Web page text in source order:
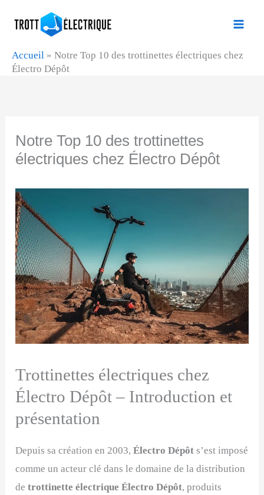
Accueil » Notre Top 10 des trottinettes électriques chez
Électro Dépôt
Notre Top 10 des trottinettes
électriques chez Électro Dépôt
Trottinettes électriques chez
Électro Dépôt – Introduction et
présentation
Depuis sa création en 2003,Électro Dépôt s’est imposé
comme un acteur clé dans le domaine de la distribution
detrottinette électrique Électro Dépôt, produits